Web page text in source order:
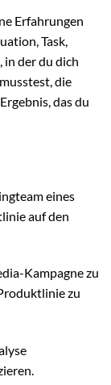
Erfahrungen
Task,
in der du dich
die
das du
eines
auf den
Kampagne zu
zu